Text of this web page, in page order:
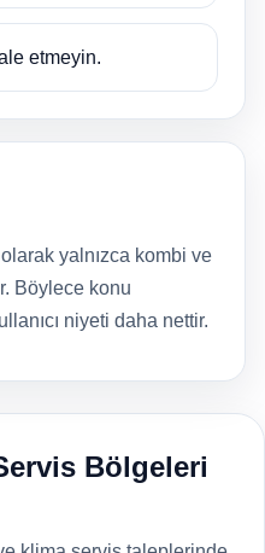
etmeyin.
yalnızca kombi ve
Böylece konu
niyeti daha nettir.
Bölgeleri